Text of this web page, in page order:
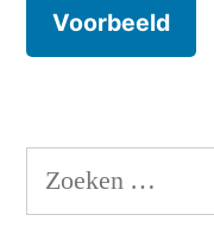
Zoeken
naar: